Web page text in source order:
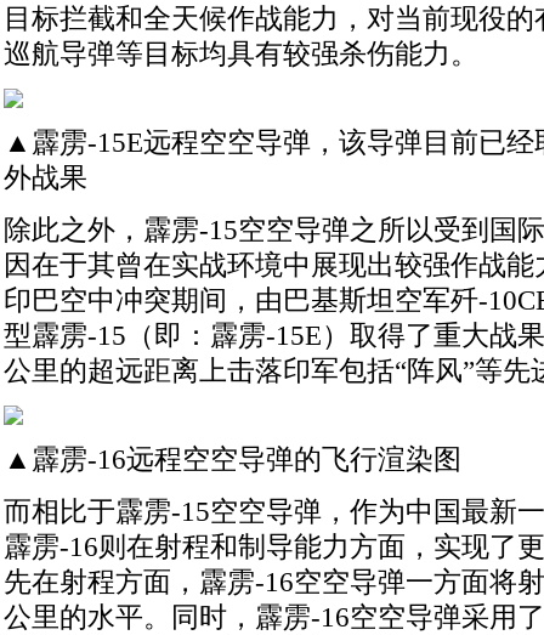
目标拦截和全天候作战能力，对当前现役
巡航导弹等目标均具有较强杀伤能力。
▲霹雳-15E远程空空导弹，该导弹目前已
外战果
除此之外，霹雳-15空空导弹之所以受到国
因在于其曾在实战环境中展现出较强作战能
印巴空中冲突期间，由巴基斯坦空军歼-
型霹雳-15（即：霹雳-15E）取得了重大战
公里的超远距离上击落印军包括“阵风”等先
▲霹雳-16远程空空导弹的飞行渲染图
而相比于霹雳-15空空导弹，作为中国最新
霹雳-16则在射程和制导能力方面，实现了
先在射程方面，霹雳-16空空导弹一方面将
公里的水平。同时，霹雳-16空空导弹采用